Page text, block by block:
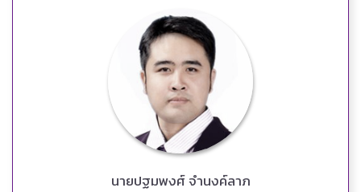
นายปฐมพงศ์ จำนงค์ลาภ